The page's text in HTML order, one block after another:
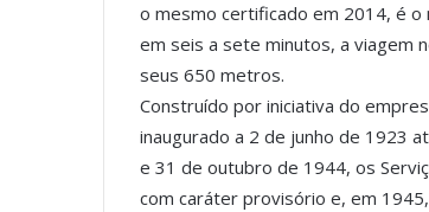
o mesmo certificado em 2014, é
em seis a sete minutos, a viagem
seus 650 metros.
Construído por iniciativa do
inaugurado a 2 de junho de 1923
e 31 de outubro de 1944, os
com caráter provisório e, em